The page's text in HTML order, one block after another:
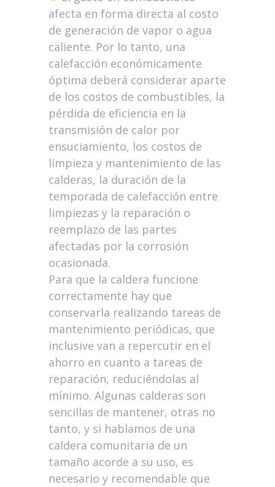
afecta en forma directa al costo
de generación de vapor o agua
caliente. Por lo tanto, una
calefacción económicamente
óptima deberá considerar aparte
de los costos de combustibles, la
pérdida de eficiencia en la
transmisión de calor por
ensuciamiento, los costos de
limpieza y mantenimiento de las
calderas, la duración de la
temporada de calefacción entre
limpiezas y la reparación o
reemplazo de las partes
afectadas por la corrosión
ocasionada.
Para que la caldera funcione
correctamente hay que
conservarla realizando tareas de
mantenimiento periódicas, que
inclusive van a repercutir en el
ahorro en cuanto a tareas de
reparación, reduciéndolas al
mínimo. Algunas calderas son
sencillas de mantener, otras no
tanto, y si hablamos de una
caldera comunitaria de un
tamaño acorde a su uso, es
necesario y recomendable que